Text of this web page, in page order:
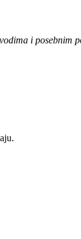
i posebnim